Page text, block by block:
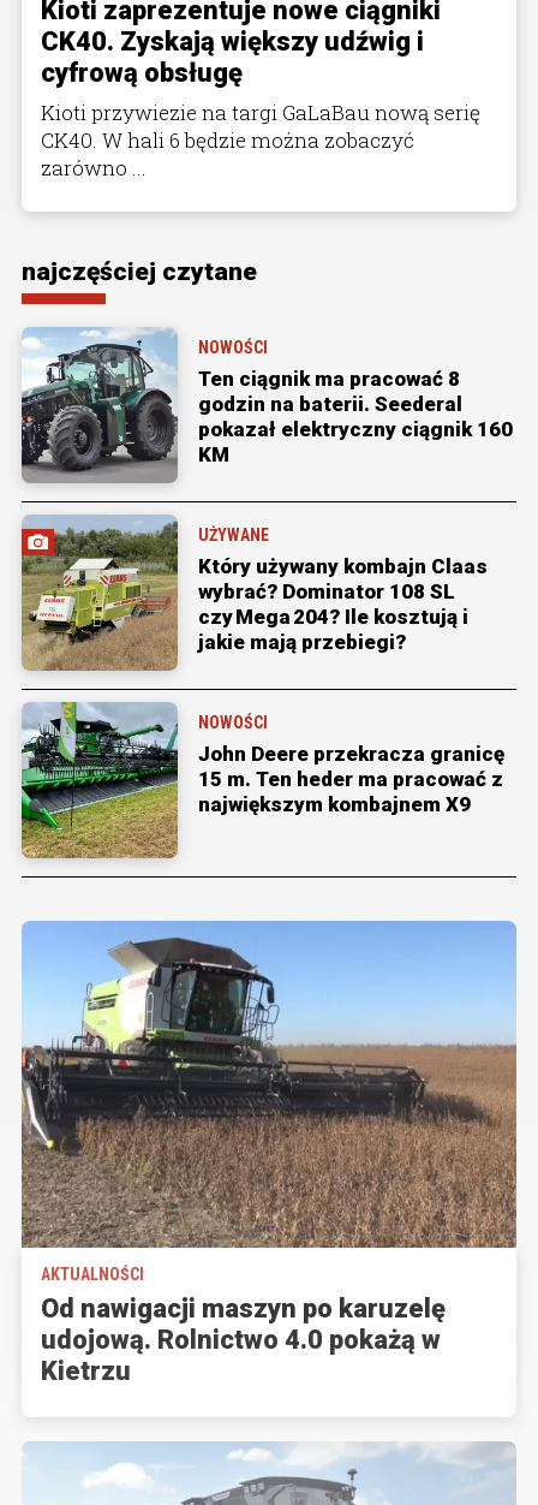
Kioti zaprezentuje nowe ciągniki
CK40. Zyskają większy udźwig i
cyfrową obsługę
Kioti przywiezie na targi GaLaBau nową serię
CK40. W hali 6 będzie można zobaczyć
zarówno ...
najczęściej czytane
NOWOŚCI
Ten ciągnik ma pracować 8
godzin na baterii. Seederal
pokazał elektryczny ciągnik 160
KM
UŻYWANE
Który używany kombajn Claas
wybrać? Dominator 108 SL
czy Mega 204? Ile kosztują i
jakie mają przebiegi?
NOWOŚCI
John Deere przekracza granicę
15 m. Ten heder ma pracować z
największym kombajnem X9
AKTUALNOŚCI
Od nawigacji maszyn po karuzelę
udojową. Rolnictwo 4.0 pokażą w
Kietrzu